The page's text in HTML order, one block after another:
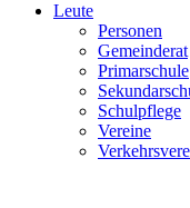
Leute
Personen
Gemeinderat
Primarschule
Schulpflege
Vereine